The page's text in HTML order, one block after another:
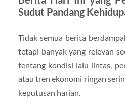
Sudut Pandang
Tidak semua berita
tetapi banyak yang relevan
tentang kondisi lalu lintas,
atau tren ekonomi ringan
keputusan harian.